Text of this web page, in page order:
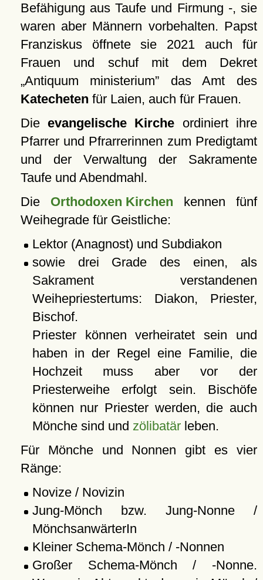
Befähigung aus Taufe und Firmung -, sie
waren aber Männern vorbehalten. Papst
Franziskus öffnete sie 2021 auch für
Frauen und schuf mit dem Dekret
Antiquum ministerium
das Amt des
Katecheten für Laien, auch für Frauen.
Dieevangelische Kirche ordiniert ihre
Pfarrer und Pfrarrerinnen zum Predigtamt
und der Verwaltung der Sakramente
Taufe und Abendmahl.
Die Orthodoxen Kirchen kennen fünf
Weihegrade für Geistliche:
Lektor (Anagnost) und Subdiakon
sowie drei Grade des einen, als
Sakrament verstandenen
Weihepriestertums: Diakon, Priester,
Bischof.
Priester können verheiratet sein und
haben in der Regel eine Familie, die
Hochzeit muss aber vor der
Priesterweihe erfolgt sein. Bischöfe
können nur Priester werden, die auch
Mönche sind und zölibatärleben.
Für Mönche und Nonnen gibt es vier
Ränge:
Novize / Novizin
Jung-Mönch bzw. Jung-Nonne /
MönchsanwärterIn
Kleiner Schema-Mönch / -Nonnen
Großer Schema-Mönch / -Nonne.